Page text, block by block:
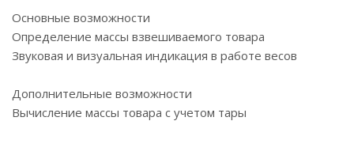
Основные возможности
Определение массы взвешиваемого товара
Звуковая и визуальная индикация в работе весов
Дополнительные возможности
Вычисление массы товара с учетом тары